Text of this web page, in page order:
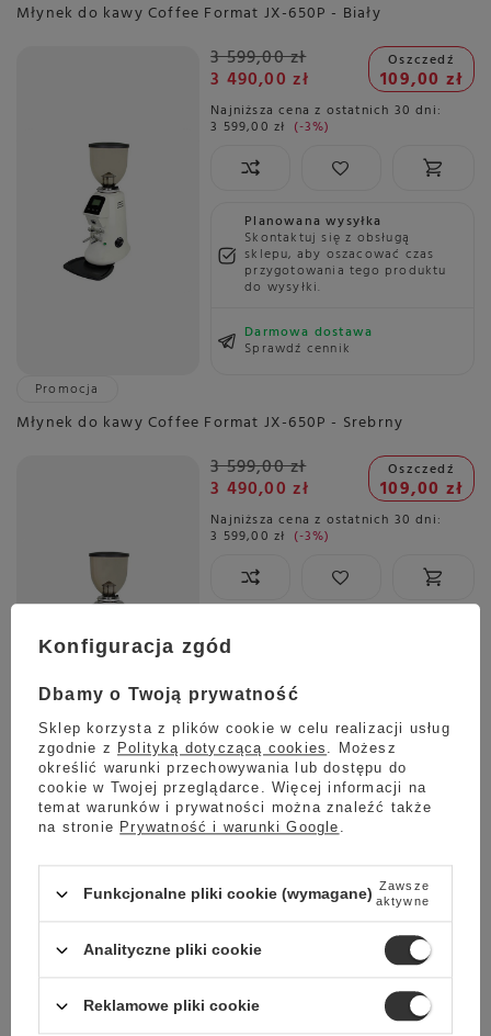
Młynek do kawy Coffee Format JX-650P - Biały
3 599,00 zł
3 490,00 zł
Oszczedź
109,00 zł
Najniższa cena z ostatnich 30 dni:
3 599,00 zł -3%
Planowana wysyłka
Skontaktuj się z obsługą
sklepu, aby oszacować czas
przygotowania tego produktu
do wysyłki.
Darmowa dostawa
Sprawdź cennik
Promocja
Młynek do kawy Coffee Format JX-650P - Srebrny
3 599,00 zł
3 490,00 zł
Oszczedź
109,00 zł
Najniższa cena z ostatnich 30 dni:
3 599,00 zł -3%
przygotowania tego produktu
do wysyłki.
Darmowa dostawa
Sprawdź cennik
Promocja
Młynek do kawy Coffee Format JX-928 - Biały
3 190,00 zł
Oszczedź
109,00 zł
Najniższa cena z ostatnich 30 dni:
3 299,00 zł
Konfiguracja zgód
Dbamy o Twoją prywatność
Sklep korzysta z plików cookie w celu realizacji usług
zgodnie z Polityką dotyczącą cookies . Możesz
określić warunki przechowywania lub dostępu do
cookie w Twojej przeglądarce. Więcej informacji na
temat warunków i prywatności można znaleźć także
na stronie Prywatność i warunki Google .
Funkcjonalne pliki cookie (wymagane) Zawsze
aktywne
Analityczne pliki cookie
Reklamowe pliki cookie